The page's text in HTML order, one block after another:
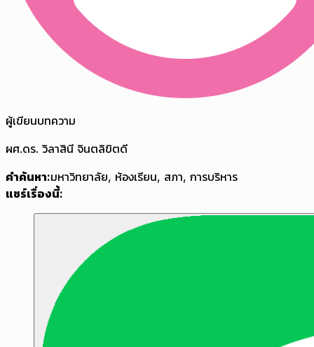
ผู้เขียนบทความ
ผศ.ดร. วิลาสินี จินตลิขิตดี
คำค้นหา:มหาวิทยาลัย, ห้องเรียน, สภา, การบริหาร
แชร์เรื่องนี้: